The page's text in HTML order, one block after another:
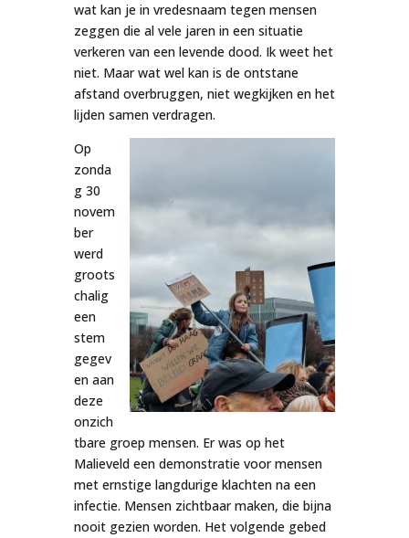
wat kan je in vredesnaam tegen mensen
zeggen die al vele jaren in een situatie
verkeren van een levende dood. Ik weet het
niet. Maar wat wel kan is de ontstane
afstand overbruggen, niet wegkijken en het
lijden samen verdragen.
Op
zonda
g 30
novem
ber
werd
groots
chalig
een
stem
gegev
en aan
deze
onzich
tbare groep mensen. Er was op het
Malieveld een demonstratie voor mensen
met ernstige langdurige klachten na een
infectie. Mensen zichtbaar maken, die bijna
nooit gezien worden. Het volgende gebed